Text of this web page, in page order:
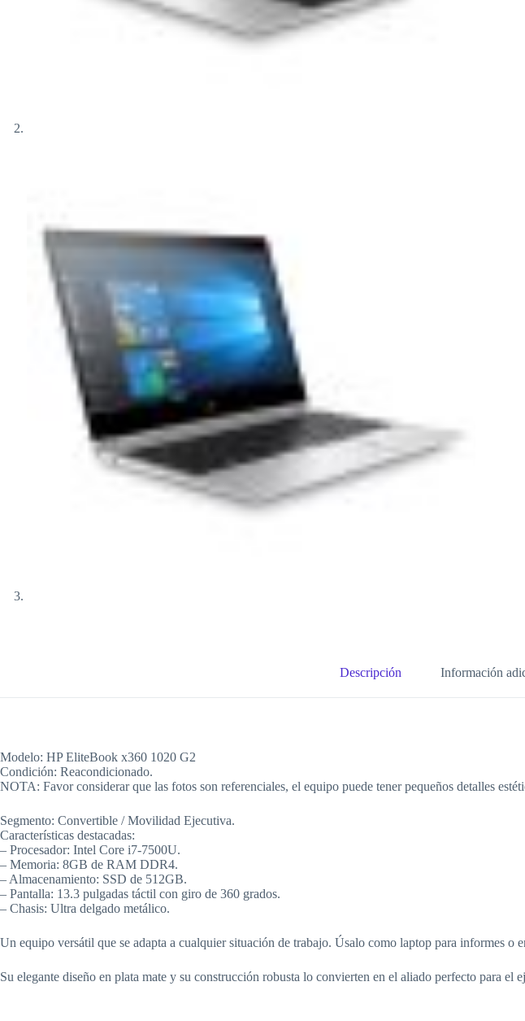
Descripción Información
Modelo: HP EliteBook x360 1020 G2
Condición: Reacondicionado.
NOTA: Favor considerar que las fotos son referenciales, el equipo puede tener pequeños detalles
Segmento: Convertible / Movilidad Ejecutiva.
Características destacadas:
– Procesador: Intel Core i7-7500U.
– Memoria: 8GB de RAM DDR4.
– Almacenamiento: SSD de 512GB.
– Pantalla: 13.3 pulgadas táctil con giro de 360 grados.
– Chasis: Ultra delgado metálico.
Un equipo versátil que se adapta a cualquier situación de trabajo. Úsalo como laptop para informes o
Su elegante diseño en plata mate y su construcción robusta lo convierten en el aliado perfecto para